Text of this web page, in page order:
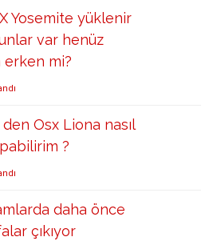
Yosemite yüklenir
var henüz
mi?
Osx Liona nasıl
?
daha önce
çıkıyor